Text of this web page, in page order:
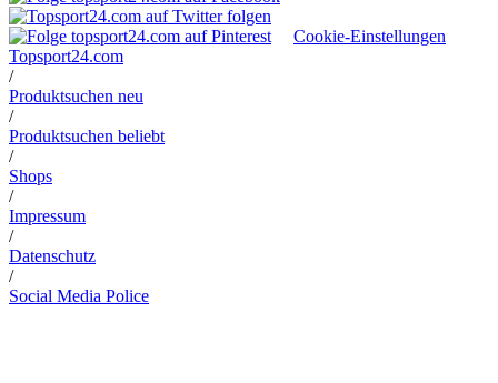
Cookie-Einstellungen
Topsport24.com
/
Produktsuchen neu
/
Produktsuchen beliebt
/
Shops
/
Impressum
/
Datenschutz
/
Social Media Police